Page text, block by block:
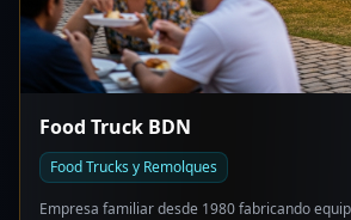
Food Truck BDN
Food Trucks y Remolques
Empresa familiar desde 1980 fabricando